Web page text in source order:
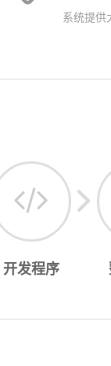
系统提供
开发程序